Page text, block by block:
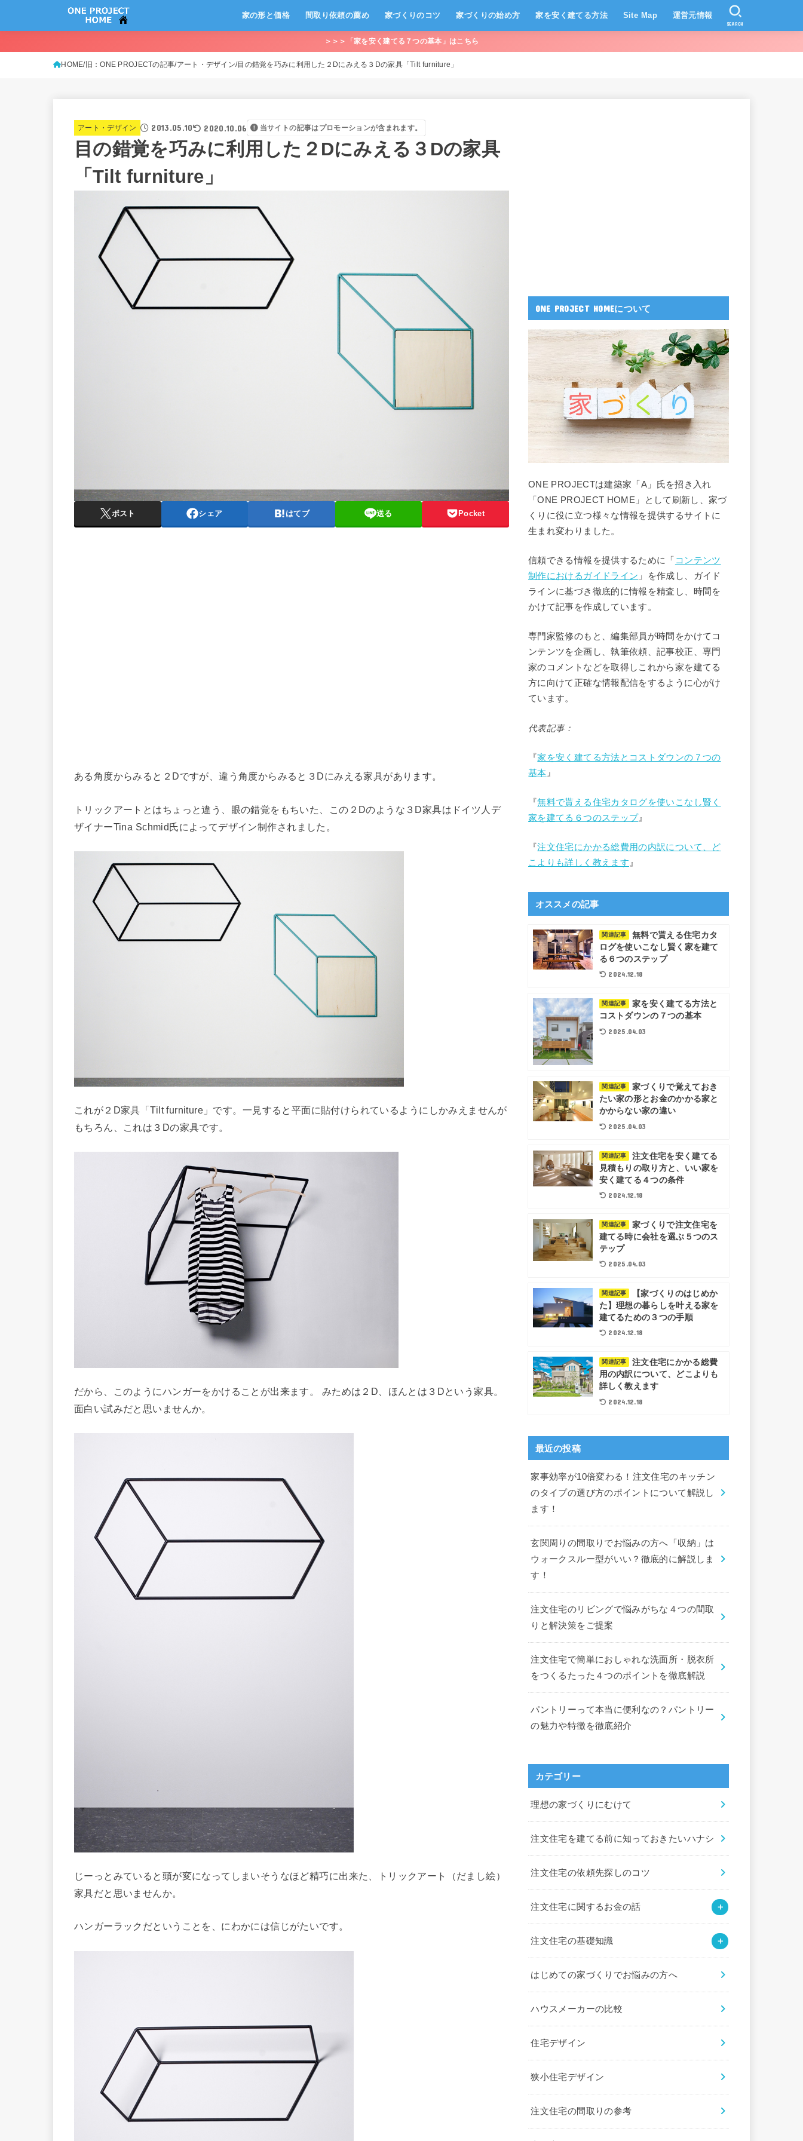
家の形と価格 間取り依頼の薦め 家づくりのコツ 家づくりの始め方 家を安く建てる方法 Site Map 運営元情報
SEARCH
＞＞＞「家を安く建てる７つの基本」はこちら
HOME 旧：ONE PROJECTの記事 アート・デザイン 目の錯覚を巧みに利用した２Dにみえる３Dの家具「Tilt furniture」
アート・デザイン 2013.05.10 2020.10.06 当サイトの記事はプロモーションが含まれます。
目の錯覚を巧みに利用した２Dにみえる３Dの家具
「Tilt furniture」
ポスト シェア はてブ 送る Pocket
ある角度からみると２Dですが、違う角度からみると３Dにみえる家具があります。
トリックアートとはちょっと違う、眼の錯覚をもちいた、この２Dのような３D家具はドイツ人デ
ザイナーTina Schmid氏によってデザイン制作されました。
これが２D家具「Tilt furniture」です。一見すると平面に貼付けられているようにしかみえませんが
もちろん、これは３Dの家具です。
だから、このようにハンガーをかけることが出来ます。 みためは２D、ほんとは３Dという家具。
面白い試みだと思いませんか。
じーっとみていると頭が変になってしまいそうなほど精巧に出来た、トリックアート（だまし絵）
家具だと思いませんか。
ハンガーラックだということを、にわかには信じがたいです。
ONE PROJECT HOMEについて
ONE PROJECTは建築家「A」氏を招き入れ
「ONE PROJECT HOME」として刷新し、家づ
くりに役に立つ様々な情報を提供するサイトに
生まれ変わりました。
信頼できる情報を提供するために「 コンテンツ
制作におけるガイドライン 」を作成し、ガイド
ラインに基づき徹底的に情報を精査し、時間を
かけて記事を作成しています。
専門家監修のもと、編集部員が時間をかけてコ
ンテンツを企画し、執筆依頼、記事校正、専門
家のコメントなどを取得しこれから家を建てる
方に向けて正確な情報配信をするように心がけ
ています。
代表記事：
『家を安く建てる方法とコストダウンの７つの
基本 』
『無料で貰える住宅カタログを使いこなし賢く
家を建てる６つのステップ』
『注文住宅にかかる総費用の内訳について、ど
こよりも詳しく教えます 』
オススメの記事
関連記事
無料で貰える住宅カタ
ログを使いこなし賢く家を建て
る６つのステップ
2024.12.18
関連記事
家を安く建てる方法と
コストダウンの７つの基本
2025.04.03
関連記事
家づくりで覚えておき
たい家の形とお金のかかる家と
かからない家の違い
2025.04.03
関連記事
注文住宅を安く建てる
見積もりの取り方と、いい家を
安く建てる４つの条件
2024.12.18
関連記事
家づくりで注文住宅を
建てる時に会社を選ぶ５つのス
テップ
2025.04.03
関連記事
【家づくりのはじめか
た】理想の暮らしを叶える家を
建てるための３つの手順
2024.12.18
関連記事
注文住宅にかかる総費
用の内訳について、どこよりも
詳しく教えます
2024.12.18
最近の投稿
家事効率が10倍変わる！注文住宅のキッチン
のタイプの選び方のポイントについて解説し
ます！
玄関周りの間取りでお悩みの方へ「収納」は
ウォークスルー型がいい？徹底的に解説しま
す！
注文住宅のリビングで悩みがちな４つの間取
りと解決策をご提案
注文住宅で簡単におしゃれな洗面所・脱衣所
をつくるたった４つのポイントを徹底解説
パントリーって本当に便利なの？パントリー
の魅力や特徴を徹底紹介
カテゴリー
理想の家づくりにむけて
注文住宅を建てる前に知っておきたいハナシ
注文住宅の依頼先探しのコツ
注文住宅に関するお金の話
注文住宅の基礎知識
はじめての家づくりでお悩みの方へ
ハウスメーカーの比較
住宅デザイン
狭小住宅デザイン
注文住宅の間取りの参考